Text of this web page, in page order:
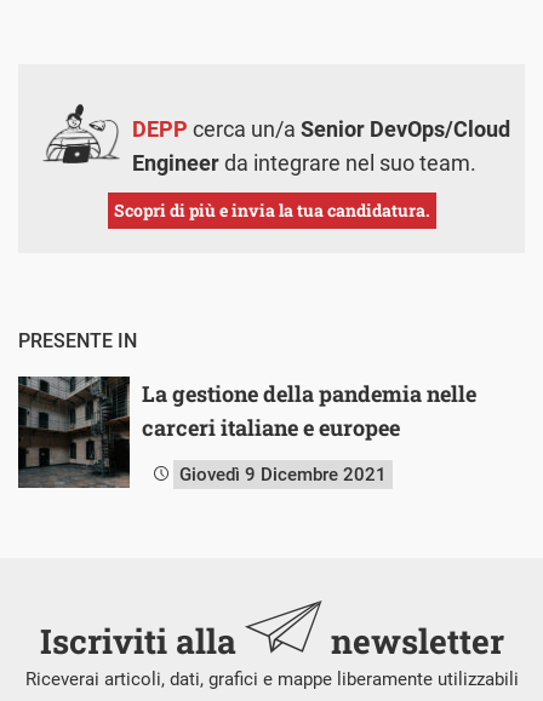
DEPP cerca un/a Senior DevOps/Cloud
Engineerda integrare nel suo team.
Scopri di più e invia la tua candidatura.
PRESENTE IN
La gestione della pandemia nelle
carceri italiane e europee
Giovedì 9 Dicembre 2021
Iscriviti alla newsletter
Riceverai articoli, dati, grafici e mappe liberamente utilizzabili